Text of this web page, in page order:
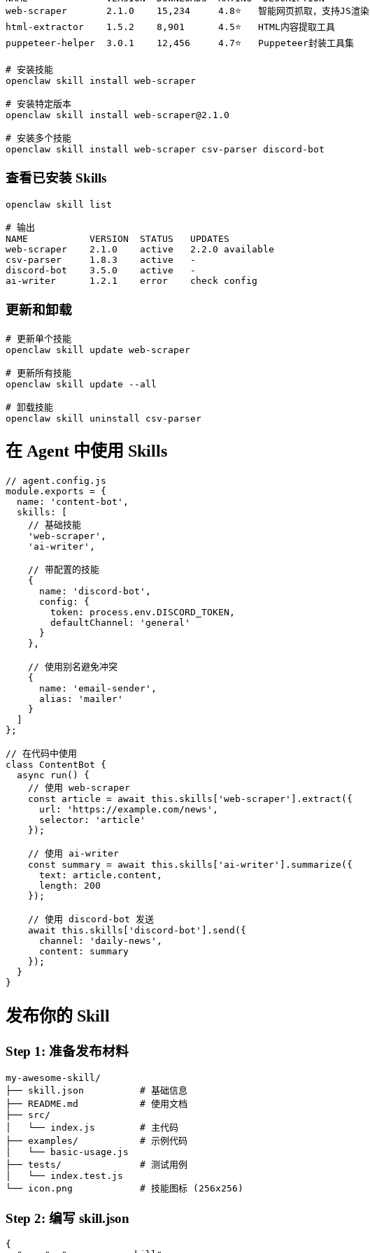
web-scraper       2.1.0    15,234     4.8⭐   智能网页抓取，支持JS渲染
html-extractor    1.5.2    8,901      4.5⭐   HTML内容提取工具
puppeteer-helper  3.0.1    12,456     4.7⭐   Puppeteer封装工具集
# 安装技能
openclaw skill install web-scraper
# 安装特定版本
openclaw skill install web-scraper@2.1.0
# 安装多个技能
openclaw skill install web-scraper csv-parser discord-bot
查看已安装 Skills
openclaw skill list
# 输出
NAME           VERSION  STATUS   UPDATES
web-scraper    2.1.0    active   2.2.0 available
csv-parser     1.8.3    active   -
discord-bot    3.5.0    active   -
ai-writer      1.2.1    error    check config
更新和卸载
# 更新单个技能
openclaw skill update web-scraper
# 更新所有技能
openclaw skill update --all
# 卸载技能
openclaw skill uninstall csv-parser
在 Agent 中使用 Skills
// agent.config.js
module.exports = {
  name: 'content-bot',
  skills: [
    // 基础技能
    'web-scraper',
    'ai-writer',
    // 带配置的技能
    {
      name: 'discord-bot',
      config: {
        token: process.env.DISCORD_TOKEN,
        defaultChannel: 'general'
      }
    },
    // 使用别名避免冲突
    {
      name: 'email-sender',
      alias: 'mailer'
    }
};
// 在代码中使用
class ContentBot {
  async run() {
    // 使用 web-scraper
    const article = await this.skills['web-scraper'].extract({
      url: 'https://example.com/news',
      selector: 'article'
    });
    // 使用 ai-writer
    const summary = await this.skills['ai-writer'].summarize({
      text: article.content,
      length: 200
    });
    // 使用 discord-bot 发送
    await this.skills['discord-bot'].send({
      channel: 'daily-news',
      content: summary
    });
  }
}
发布你的 Skill
Step 1: 准备发布材料
my-awesome-skill/
├── skill.json          # 基础信息
├── README.md           # 使用文档
├── src/
│   └── index.js        # 主代码
├── examples/           # 示例代码
│   └── basic-usage.js
├── tests/              # 测试用例
│   └── index.test.js
└── icon.png            # 技能图标 (256x256)
Step 2: 编写 skill.json
{